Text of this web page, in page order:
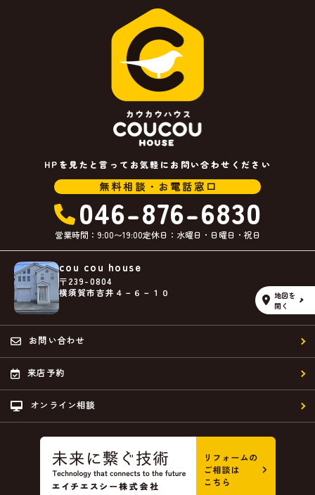
HPを見たと言ってお気軽にお問い合わせください
無料相談・お電話窓口
046-876-6830
営業時間：9:00〜19:00定休日：水曜日・日曜日・祝日
cou cou house
〒239-0804
横須賀市吉井４－６－１０
地図を
開く
お問い合わせ
来店予約
オンライン相談